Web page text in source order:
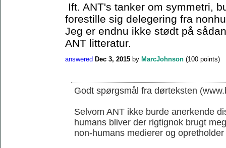
Ift. ANT's tanker om symmetri,
forestille sig delegering fra
Jeg er endnu ikke stødt på
ANT litteratur.
answered Dec 3, 2015 by MarcJohnson (100 points)
Godt spørgsmål fra dørteksten
Selvom ANT ikke burde anerkende
humans bliver der rigtignok brugt
non-humans medierer og